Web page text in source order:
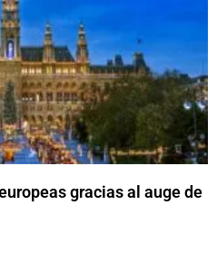
gracias al auge de